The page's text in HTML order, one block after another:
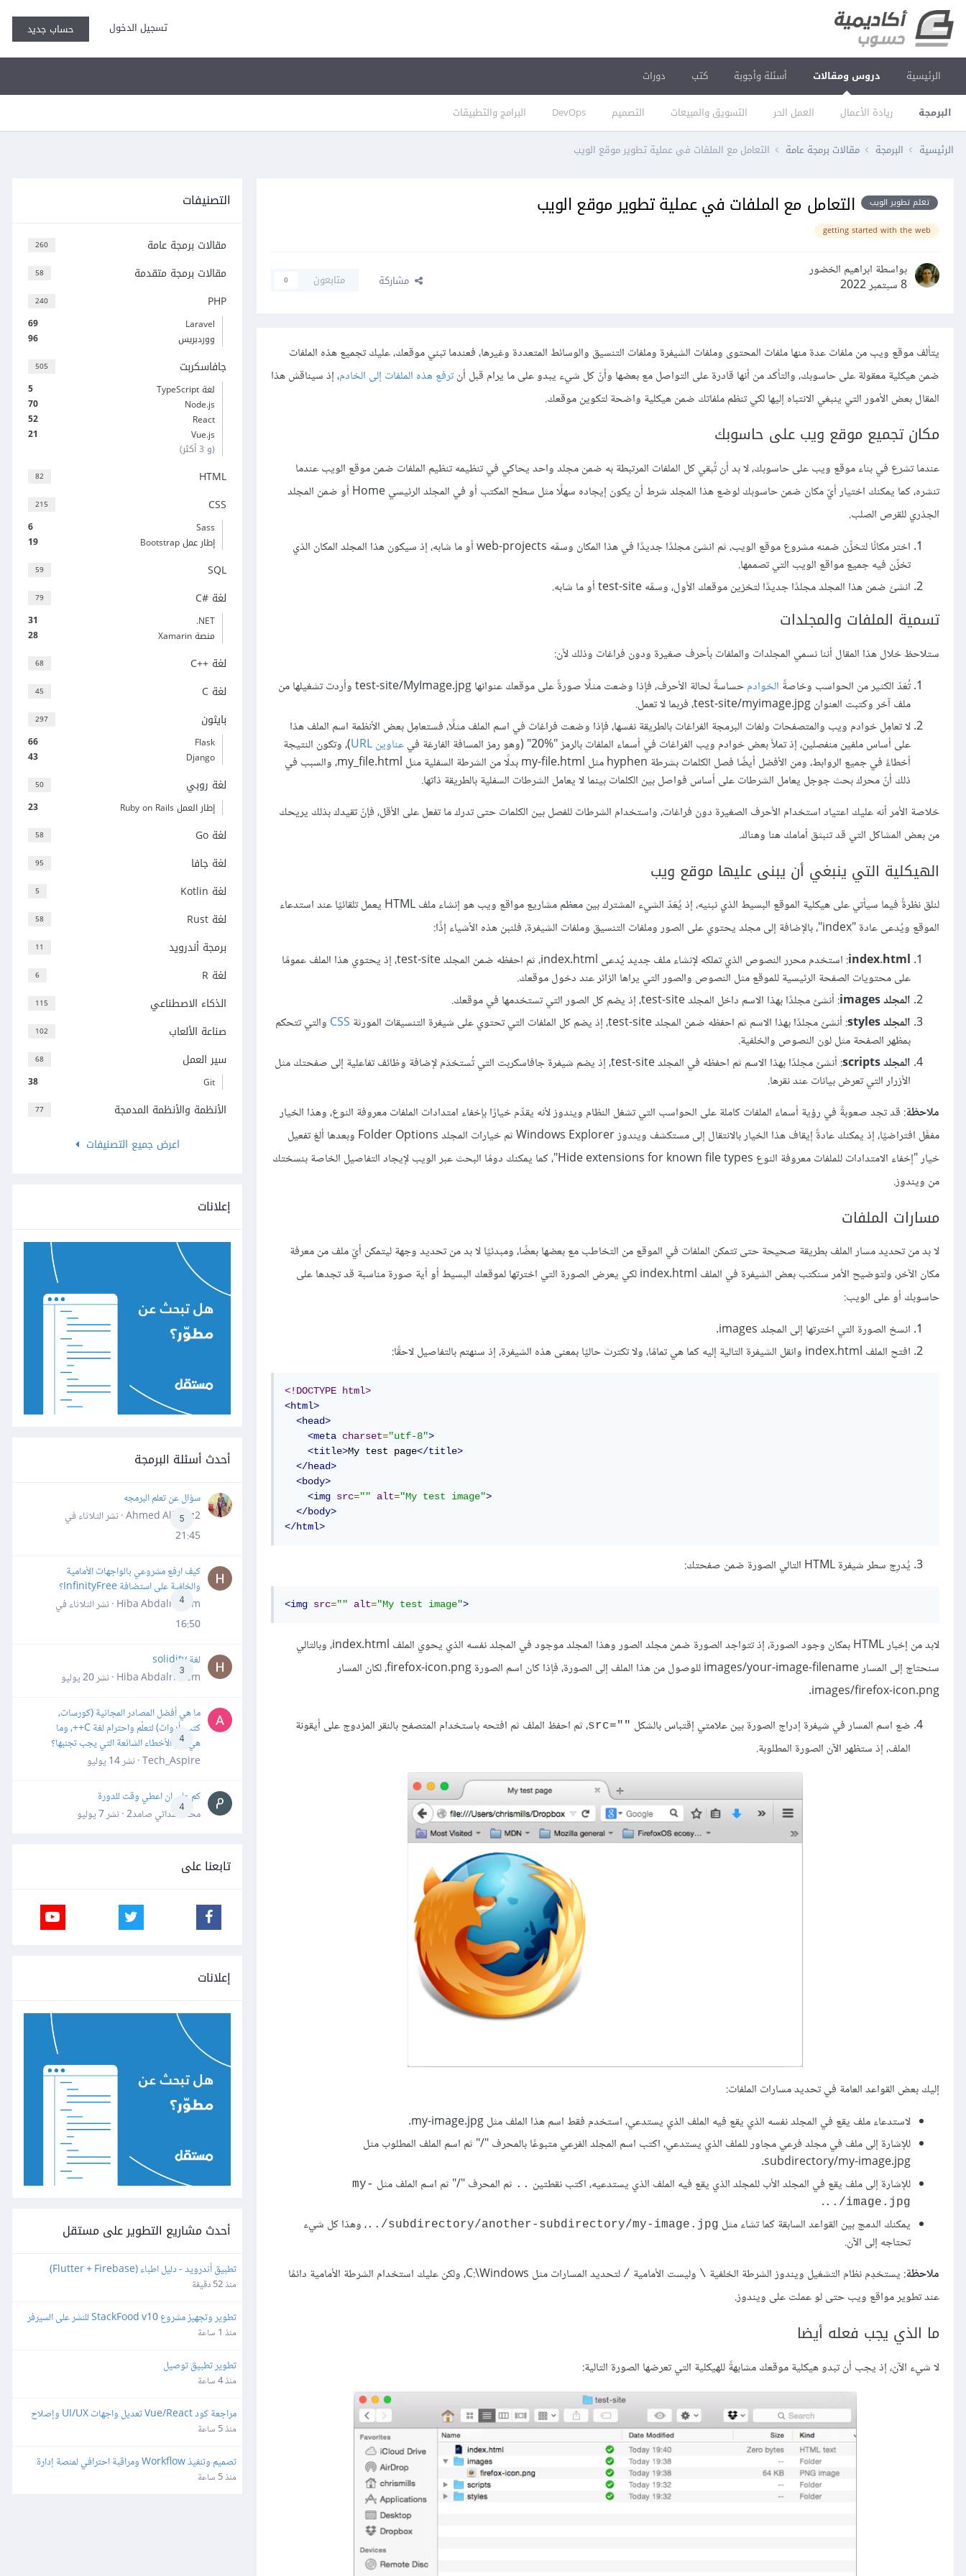
تسجيل الدخول حساب جديد
الرئيسية دروس ومقالات
البرمجة ريادة الأعمال العمل الحر التسويق والمبيعات التصميم DevOps البرامج والتطبيقات
أسئلة وأجوبة كتب دورات
الرئيسية البرمجة مقالات برمجة عامة التعامل مع الملفات في عملية تطوير موقع الويب
تعلم تطوير الويب التعامل مع الملفات في عملية تطوير موقع الويب
getting started with the web
بواسطة ابراهيم الخضور
8 سبتمبر 2022
مشاركة متابعون 0
يتألف موقع ويب من ملفات عدة منها ملفات المحتوى وملفات الشيفرة وملفات التنسيق والوسائط المتعددة وغيرها، فعندما تبني موقعك، عليك تجميع هذه الملفات
ضمن هيكلية معقولة على حاسوبك، والتأكد من أنها قادرة على التواصل مع بعضها وأنّ كل شيء يبدو على ما يرام قبل أنترفع هذه الملفات إلى الخادم، إذ سيناقش هذا
المقال بعض الأمور التي ينبغي الانتباه إليها لكي تنظم ملفاتك ضمن هيكلية واضحة لتكوين موقعك.
مكان تجميع موقع ويب على حاسوبك
عندما تشرع في بناء موقع ويب على حاسوبك، لا بد أن تُبقي كل الملفات المرتبطة به ضمن مجلد واحد يحاكي في تنظيمه تنظيم الملفات ضمن موقع الويب عندما
تنشره، كما يمكنك اختيار أيّ مكان ضمن حاسوبك لوضع هذا المجلد شرط أن يكون إيجاده سهلًا مثل سطح المكتب أو في المجلد الرئيسي Home أو ضمن المجلد
الجذري للقرص الصلب.
اختر مكانًا لتخزِّن ضمنه مشروع موقع الويب، ثم انشئ مجلدًا جديدًا في هذا المكان وسمِّه web-projects أو ما شابه، إذ سيكون هذا المجلد المكان الذي
تخزّن فيه جميع مواقع الويب التي تصممها.
انشئ ضمن هذا المجلد مجلدًا جديدًا لتخزين موقعك الأول، وسمِّه test-site أو ما شابه.
تسمية الملفات والمجلدات
ستلاحظ خلال هذا المقال أننا نسمي المجلدات والملفات بأحرف صغيرة ودون فراغات وذلك لأن:
تُعَدّ الكثير من الحواسب وخاصةً الخوادم
حساسةً لحالة الأحرف، فإذا وضعت مثلًا صورةً على موقعك عنوانها test-site/MyImage.jpg وأردت تشغيلها من
ملف آخر وكتبت العنوان test-site/myimage.jpg، فربما لا تعمل.
لا تعامِل خوادم ويب والمتصفحات ولغات البرمجة الفراغات بالطريقة نفسها، فإذا وضعت فراغات في اسم الملف مثلًا، فستعامِل بعض الأنظمة اسم الملف هذا
على أساس ملفين منفصلين، إذ تملأ بعض خوادم ويب الفراغات في أسماء الملفات بالرمز "%20" (وهو رمز المسافة الفارغة في
عناوين URL
)، وتكون النتيجة
أخطاءً في جميع الروابط، ومن الأفضل أيضًا فصل الكلمات بشرطة hyphen مثل my-file.html بدلًا من الشرطة السفلية مثل my_file.html، والسبب في
ذلك أنّ محرك بحث جوجل يعامل الشرطات على أساس فواصل بين الكلمات بينما لا يعامل الشرطات السفلية بالطريقة ذاتها.
خلاصة الأمر أنه عليك اعتياد استخدام الأحرف الصغيرة دون فراغات، واستخدام الشرطات للفصل بين الكلمات حتى تدرك ما تفعل على الأقل، فإنّ تقيدك بذلك يريحك
من بعض المشاكل التي قد تنبثق أمامك هنا وهناك.
الهيكلية التي ينبغي أن يبنى عليها موقع ويب
لنلق نظرةً فيما سيأتي على هيكلية الموقع البسيط الذي نبنيه، إذ يُعَدّ الشيء المشترك بين معظم مشاريع مواقع ويب هو إنشاء ملف HTML يعمل تلقائيًا عند استدعاء
الموقع ويُدعى عادة "index"، بالإضافة إلى مجلد يحتوي على الصور وملفات التنسيق وملفات الشيفرة، فلنبن هذه الأشياء إذًا:
index.html
: استخدم محرر النصوص الذي تملكه لإنشاء ملف جديد يُدعى index.html، ثم احفظه ضمن المجلد test-site، إذ يحتوي هذا الملف عمومًا
على محتويات الصفحة الرئيسية للموقع مثل النصوص والصور التي يراها الزائر عند دخول موقعك.
المجلد images
: أنشئ مجلدًا بهذا الاسم داخل المجلد test-site، إذ يضم كل الصور التي تستخدمها في موقعك.
المجلد styles
: أنشئ مجلدًا بهذا الاسم ثم احفظه ضمن المجلد test-site، إذ يضم كل الملفات التي تحتوي على شيفرة التنسيقات المورثة CSS والتي تتحكم
بمظهر الصفحة مثل لون النصوص والخلفية.
المجلد scripts
: أنشئ مجلدًا بهذا الاسم ثم احفظه في المجلد test-site، إذ يضم شيفرة جافاسكربت التي تُستخدَم لإضافة وظائف تفاعلية إلى صفحتك مثل
الأزرار التي تعرض بيانات عند نقرها.
ملاحظة: قد تجد صعوبةً في رؤية أسماء الملفات كاملة على الحواسب التي تشغل النظام ويندوز لأنه يقدِّم خيارًا بإخفاء امتدادات الملفات معروفة النوع، وهذا الخيار
مفعَّل افتراضيًا، إذ يمكنك عادةً إيقاف هذا الخيار بالانتقال إلى مستكشف ويندوز Windows Explorer ثم خيارات المجلد Folder Options وبعدها ألغ تفعيل
خيار "إخفاء الامتدادات للملفات معروفة النوع Hide extensions for known file types"، كما يمكنك دومًا البحث عبر الويب لإيجاد التفاصيل الخاصة بنسختك
من ويندوز.
مسارات الملفات
لا بد من تحديد مسار الملف بطريقة صحيحة حتى تتمكن الملفات في الموقع من التخاطب مع بعضها بعضًا، ومبدئيًا لا بد من تحديد وجهة ليتمكن أيّ ملف من معرفة
مكان الآخر، ولتوضيح الأمر سنكتب بعض الشيفرة في الملف index.html لكي يعرض الصورة التي اخترتها لموقعك البسيط أو أية صورة مناسبة قد تجدها على
حاسوبك أو على الويب:
انسخ الصورة التي اخترتها إلى المجلد images.
افتح الملف index.html وانقل الشيفرة التالية إليه كما هي تمامًا، ولا تكترث حاليًا بمعنى هذه الشيفرة، إذ سنهتم بالتفاصيل لاحقًا:
<!DOCTYPE html>
<html>
<head>
<meta charset="utf-8">
<title>My test page</title>
</head>
<body>
<img src="" alt="My test image">
</body>
</html>
يُدرِج سطر شيفرة HTML التالي الصورة ضمن صفحتك:
<img src="" alt="My test image">
لابد من إخبار HTML بمكان وجود الصورة، إذ تتواجد الصورة ضمن مجلد الصور وهذا المجلد موجود في المجلد نفسه الذي يحوي الملف index.html، وبالتالي
سنحتاج إلى المسار images/your-image-filename للوصول من هذا الملف إلى الصورة، فإذا كان اسم الصورة firefox-icon.png، لكان المسار
images/firefox-icon.png.
ضع اسم المسار في شيفرة إدراج الصورة بين علامتي إقتباس بالشكل ""=src
، ثم احفظ الملف ثم افتحه باستخدام المتصفح بالنقر المزدوج على أيقونة
الملف، إذ ستظهر الآن الصورة المطلوبة.
إليك بعض القواعد العامة في تحديد مسارات الملفات:
لاستدعاء ملف يقع في المجلد نفسه الذي يقع فيه الملف الذي يستدعي، استخدم فقط اسم هذا الملف مثل my-image.jpg.
للإشارة إلى ملف في مجلد فرعي مجاور للملف الذي يستدعي، اكتب اسم المجلد الفرعي متبوعًا بالمحرف "/" ثم اسم الملف المطلوب مثل
subdirectory/my-image.jpg.
للإشارة إلى ملف يقع في المجلد الأب للمجلد الذي يقع فيه الملف الذي يستدعيه، اكتب نقطتين .. ثم المحرف "/" ثم اسم الملف مثل my-
image.jpg/..
.
يمكنك الدمج بين القواعد السابقة كما تشاء مثل ‎../subdirectory/another-subdirectory/my-image.jpg، وهذا كل شيء
تحتاجه إلى الآن.
ملاحظة: يستخدِم نظام التشغيل ويندوز الشرطة الخلفية \ وليست الأمامية /
لتحديد المسارات مثل C:\Windows، ولكن عليك استخدام الشرطة الأمامية دائمًا
عند تطوير مواقع ويب حتى لو عملت على ويندوز.
ما الذي يجب فعله أيضا
لا شيء الآن، إذ يجب أن تبدو هيكلية موقعك مشابهةً للهيكلية التي تعرضها الصورة التالية:
التصنيفات
260 مقالات برمجة عامة
58 مقالات برمجة متقدمة
240 PHP
69
Laravel
96
ووردبريس
505 جافاسكربت
5
لغة TypeScript
70
Node.js
52
React
21
Vue.js
(و 3 أكثر)
82 HTML
215 CSS
6
Sass
19
إطار عمل Bootstrap
59 SQL
79 لغة C#‎
31
‎.NET
28
منصة Xamarin
68 لغة C++‎
45 لغة C
297 بايثون
66
Flask
43
Django
50 لغة روبي
23 إطار العمل Ruby on Rails
58 لغة Go
95 لغة جافا
5 لغة Kotlin
58 لغة Rust
11 برمجة أندرويد
6 لغة R
115 الذكاء الاصطناعي
102 صناعة الألعاب
68 سير العمل
38 Git
77
الأنظمة والأنظمة المدمجة
اعرض جميع التصنيفات
إعلانات
أحدث أسئلة البرمجة
5
سؤال عن تعلم البرمجه
Ahmed Alhafiz2 · نشر
الثلاثاء في
21:45
4
كيف ارفع مشروعي بالواجهات الأمامية
والخلفية على استضافة InfinityFree؟
Hiba Abdalrheem · نشر
الثلاثاء في
16:50
3
لغة solidity
Hiba Abdalrheem · نشر
20 يوليو
4
ما هي أفضل المصادر المجانية (كورسات،
كتب، أدوات) لتعلّم واحترام لغة C++، وما
هي أهم الأخطاء الشائعة التي يجب تجنبها؟
Tech_Aspire · نشر
14 يوليو
4
كم علي ان اعطي وقت للدورة
محمد سداتي صامد2 · نشر
7 يوليو
تابعنا على
إعلانات
أحدث مشاريع التطوير على مستقل
تطبيق أندرويد - دليل اطباء (Flutter + Firebase)
منذ 52 دقيقة
تطوير وتجهيز مشروع StackFood v10 للنشر على السيرفر
والمتاجر
منذ 1 ساعة
تطوير تطبيق توصيل
منذ 4 ساعة
ثغرات
منذ 5 ساعة
شبكات وميكروتك مبنية على Laravel/Radius
منذ 5 ساعة